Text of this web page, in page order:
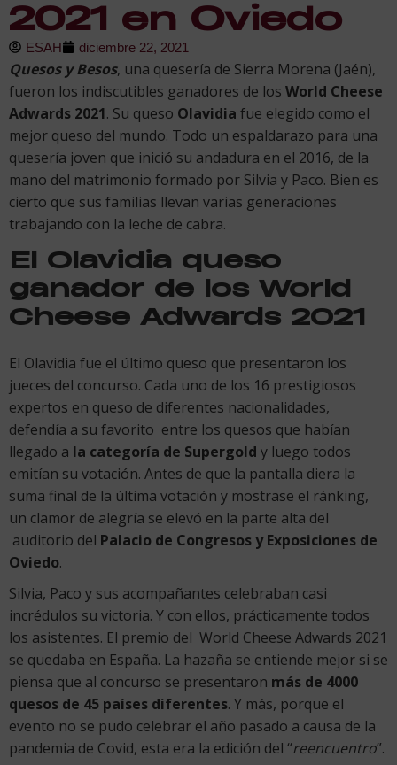
2021 en Oviedo
ESAH diciembre 22, 2021
Quesos y Besos, una quesería de Sierra Morena (Jaén),
fueron los indiscutibles ganadores de los World Cheese
Adwards 2021. Su queso Olavidia fue elegido como el
mejor queso del mundo. Todo un espaldarazo para una
quesería joven que inició su andadura en el 2016, de la
mano del matrimonio formado por Silvia y Paco. Bien es
cierto que sus familias llevan varias generaciones
trabajando con la leche de cabra.
El Olavidia queso
ganador de los World
Cheese Adwards 2021
El Olavidia fue el último queso que presentaron los
jueces del concurso. Cada uno de los 16 prestigiosos
expertos en queso de diferentes nacionalidades,
defendía a su favorito entre los quesos que habían
llegado a la categoría de Supergold y luego todos
emitían su votación. Antes de que la pantalla diera la
suma final de la última votación y mostrase el ránking,
un clamor de alegría se elevó en la parte alta del
auditorio del Palacio de Congresos y Exposiciones de
Oviedo.
Silvia, Paco y sus acompañantes celebraban casi
incrédulos su victoria. Y con ellos, prácticamente todos
los asistentes. El premio del World Cheese Adwards 2021
se quedaba en España. La hazaña se entiende mejor si se
piensa que al concurso se presentaron más de 4000
quesos de 45 países diferentes. Y más, porque el
evento no se pudo celebrar el año pasado a causa de la
pandemia de Covid, esta era la edición del “reencuentro”.